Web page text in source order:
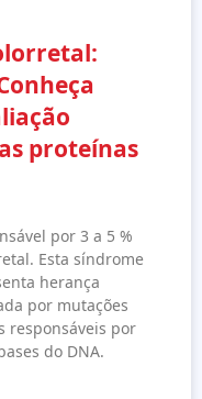
proteínas
por 3 a 5 %
Esta síndrome
herança
por mutações
responsáveis por
do DNA.